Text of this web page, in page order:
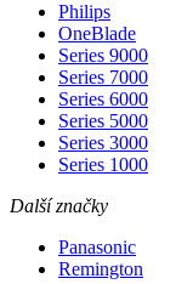
Philips
OneBlade
Series 9000
Series 7000
Series 6000
Series 5000
Series 3000
Series 1000
Další značky
Panasonic
Remington